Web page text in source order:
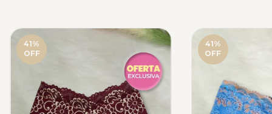
41%
OFF
41%
OFF